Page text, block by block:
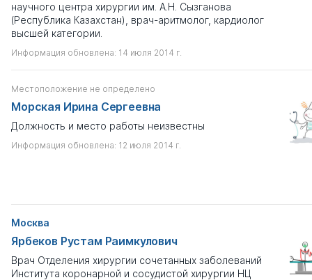
научного центра хирургии им. А.Н. Сызганова
(Республика Казахстан), врач-аритмолог, кардиолог
высшей категории.
Информация обновлена: 14 июля 2014 г.
Местоположение не определено
Морская Ирина Сергеевна
Должность и место работы неизвестны
Информация обновлена: 12 июля 2014 г.
Москва
Ярбеков Рустам Раимкулович
Врач Отделения хирургии сочетанных заболеваний
Института коронарной и сосудистой хирургии НЦ